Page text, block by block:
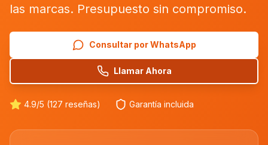
las marcas. Presupuesto sin compromiso.
Consultar por WhatsApp
Llamar Ahora
4.9/5 (127 reseñas) Garantía incluida